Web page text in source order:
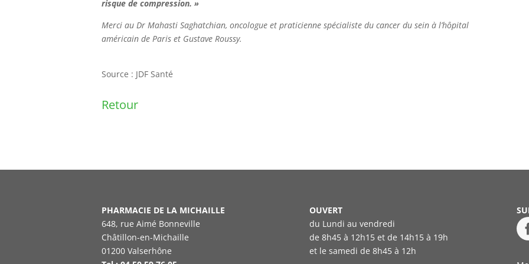
risque de compression. »
Merci au Dr Mahasti Saghatchian, oncologue et praticienne spécialiste du cancer du sein à l’hôpital
américain de Paris et Gustave Roussy.
Source : JDF Santé
Retour
PHARMACIE DE LA MICHAILLE
648, rue Aimé Bonneville
Châtillon-en-Michaille
01200 Valserhône
OUVERT
du Lundi au vendredi
de 8h45 à 12h15 et de 14h15 à 19h
et le samedi de 8h45 à 12h